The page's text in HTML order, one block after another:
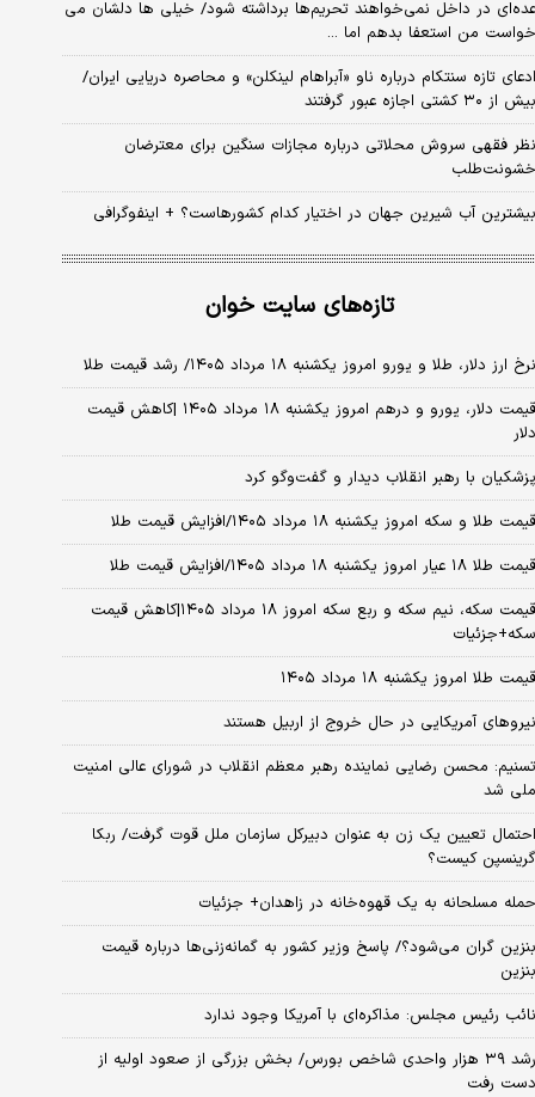
عده‌ای در داخل نمی‌خواهند تحریم‌ها برداشته شود/ خیلی ها دلشان می
خواست من استعفا بدهم اما ...
ادعای تازه سنتکام درباره ناو «آبراهام لینکلن» و محاصره دریایی ایران/
بیش از ۳۰ کشتی اجازه عبور گرفتند
نظر فقهی سروش محلاتی درباره مجازات سنگین برای معترضان
خشونت‌طلب
بیشترین آب شیرین جهان در اختیار کدام کشورهاست؟ + اینفوگرافی
تازه‌های سایت خوان
نرخ ارز دلار، طلا و یورو امروز یکشنبه ۱۸ مرداد ۱۴۰۵/ رشد قیمت طلا
قیمت دلار، یورو و درهم امروز یکشنبه ۱۸ مرداد ۱۴۰۵ |کاهش قیمت
دلار
پزشکیان با رهبر انقلاب دیدار و گفت‌وگو کرد
قیمت طلا و سکه امروز یکشنبه ۱۸ مرداد ۱۴۰۵/افزایش قیمت طلا
قیمت طلا ۱۸ عیار امروز یکشنبه ۱۸ مرداد ۱۴۰۵/افزایش قیمت طلا
قیمت سکه، نیم سکه و ربع سکه امروز ۱۸ مرداد ۱۴۰۵|کاهش قیمت
سکه+جزئیات
قیمت طلا امروز یکشنبه ۱۸ مرداد ۱۴۰۵
نیروهای آمریکایی در حال خروج از اربیل هستند
تسنیم: محسن رضایی نماینده رهبر معظم انقلاب در شورای عالی امنیت
ملی شد
احتمال تعیین یک زن به عنوان دبیرکل سازمان ملل قوت گرفت/ ربکا
گرینسپن کیست؟
حمله مسلحانه به یک قهوه‌خانه در زاهدان+ جزئیات
بنزین گران می‌شود؟/ پاسخ وزیر کشور به گمانه‌زنی‌ها درباره قیمت
بنزین
نائب رئیس مجلس: مذاکره‌ای با آمریکا وجود ندارد
رشد ۳۹ هزار واحدی شاخص بورس/ بخش بزرگی از صعود اولیه از
دست رفت